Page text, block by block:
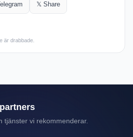
𝕏 Share
är drabbade.
tjänster vi rekommenderar.